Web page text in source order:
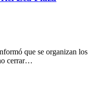
que se organizan los
cerrar…